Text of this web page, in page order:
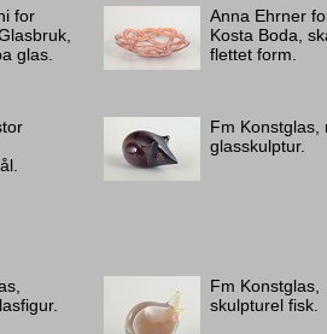
for
glas.
Anna Ehrner
Kosta Boda,
flettet form.
Fm Konstglas,
glasskulptur.
Fm Konstglas,
skulpturel fisk.